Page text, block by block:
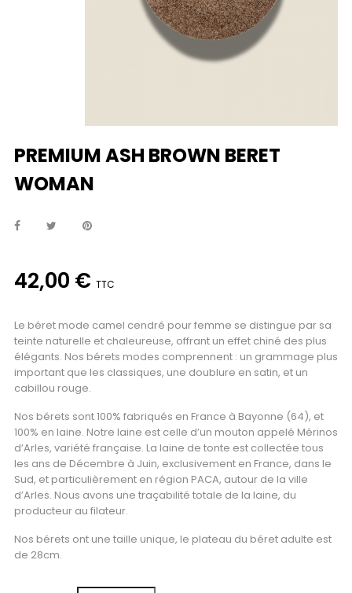
PREMIUM ASH BROWN BERET
WOMAN
42,00 € TTC
Le béret mode camel cendré pour femme se distingue par sa
teinte naturelle et chaleureuse, offrant un effet chiné des plus
élégants. Nos bérets modes comprennent : un grammage plus
important que les classiques, une doublure en satin, et un
cabillou rouge.
Nos bérets sont 100% fabriqués en France à Bayonne (64), et
100% en laine. Notre laine est celle d’un mouton appelé Mérinos
d’Arles, variété française. La laine de tonte est collectée tous
les ans de Décembre à Juin, exclusivement en France, dans le
Sud, et particulièrement en région PACA, autour de la ville
d’Arles. Nous avons une traçabilité totale de la laine, du
producteur au filateur.
Nos bérets ont une taille unique, le plateau du béret adulte est
de 28cm.